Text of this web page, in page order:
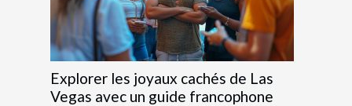
Explorer les joyaux cachés de Las
Vegas avec un guide francophone